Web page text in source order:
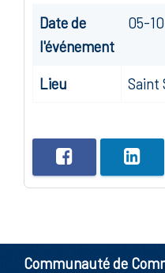
Date de
l'événement
05-
Lieu Saint
Communauté de